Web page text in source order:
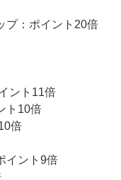
プ：ポイント20倍
ント11倍
ト10倍
倍
イント9倍